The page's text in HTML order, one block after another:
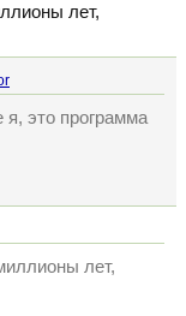
лет,
я, это программа
лет,